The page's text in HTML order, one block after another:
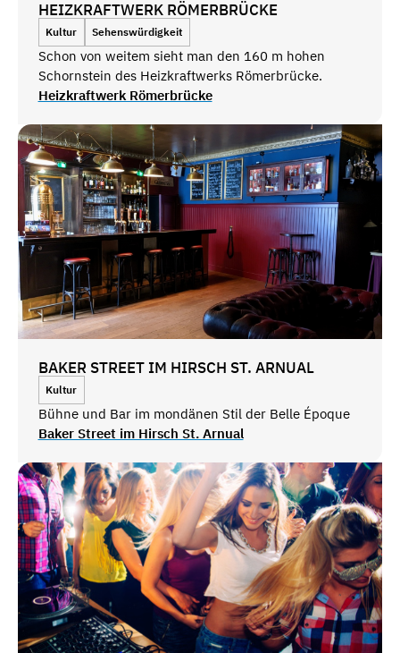
HEIZKRAFTWERK RÖMERBRÜCKE
Kultur Sehenswürdigkeit
Schon von weitem sieht man den 160 m hohen
Schornstein des Heizkraftwerks Römerbrücke.
Heizkraftwerk Römerbrücke
BAKER STREET IM HIRSCH ST. ARNUAL
Kultur
Bühne und Bar im mondänen Stil der Belle Époque
Baker Street im Hirsch St. Arnual